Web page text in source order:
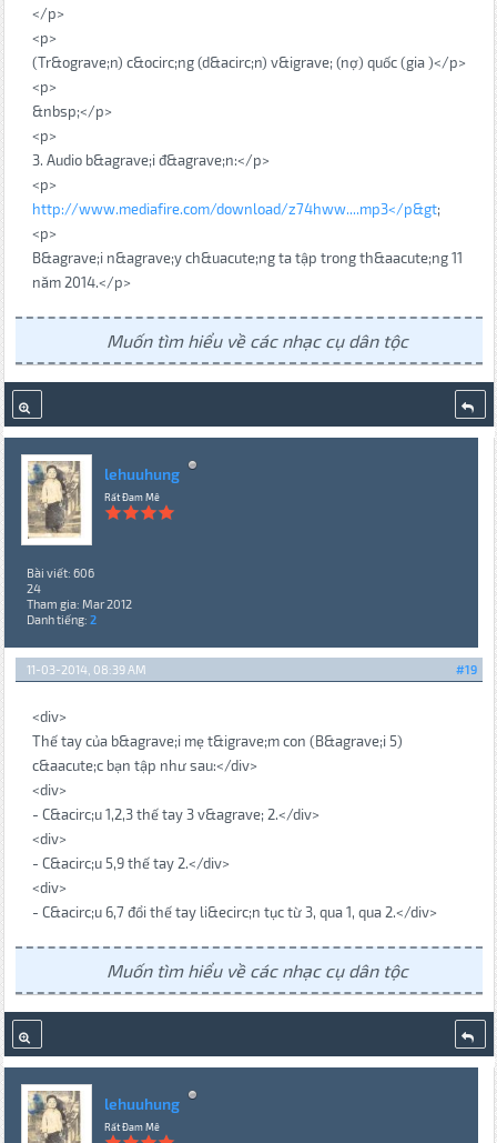
</p>
<p>
(Tr&ograve;n) c&ocirc;ng (d&acirc;n) v&igrave; (nợ) quốc (gia )</p>
<p>
&nbsp;</p>
<p>
3. Audio b&agrave;i đ&agrave;n:</p>
<p>
http://www.mediafire.com/download/z74hww....mp3</p&gt;
<p>
B&agrave;i n&agrave;y ch&uacute;ng ta tập trong th&aacute;ng 11
năm 2014.</p>
Muốn tìm hiểu về các nhạc cụ dân tộc
lehuuhung
Rất Đam Mê
Bài viết: 606
24
Tham gia: Mar 2012
Danh tiếng: 2
#19
11-03-2014, 08:39 AM
<div>
Thế tay của b&agrave;i mẹ t&igrave;m con (B&agrave;i 5)
c&aacute;c bạn tập như sau:</div>
<div>
- C&acirc;u 1,2,3 thế tay 3 v&agrave; 2.</div>
<div>
- C&acirc;u 5,9 thế tay 2.</div>
<div>
- C&acirc;u 6,7 đổi thế tay li&ecirc;n tục từ 3, qua 1, qua 2.</div>
Muốn tìm hiểu về các nhạc cụ dân tộc
lehuuhung
Rất Đam Mê